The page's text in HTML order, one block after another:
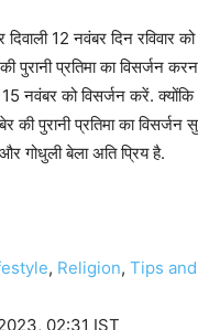
दिवाली 12 नवंबर दिन रविवार
पुरानी प्रतिमा का विसर्जन
15 नवंबर को विसर्जन करें.
की पुरानी प्रतिमा का
गोधुली बेला अति प्रिय है.
, Religion, Tips
02:31 IST